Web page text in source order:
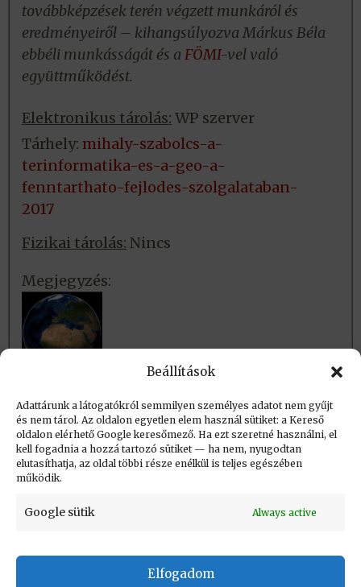
Beállítások
Adattárunk a látogatókról semmilyen személyes adatot nem gyűjt
és nem tárol. Az oldalon egyetlen elem használ sütiket: a Kereső
oldalon elérhető Google keresőmező. Ha ezt szeretné használni, el
kell fogadnia a hozzá tartozó sütiket — ha nem, nyugodtan
elutasíthatja, az oldal többi része enélkül is teljes egészében
működik.
Google sütik Always active
Elfogadom
továbbképzések terén végzett munkáról és
eredményeiről – kihangsúlyozva Márkus Béla
ebbéli munkásságát és a FÖMI-vel való
együttműködést.
Elektronikus tárolás: WP szerver
Tárhely: mihaly-szabolcs-a-
terinformatika-es-a-geo-a-
fenntarthato-fejlodes-szolgalataban-
2017
Fizikai tárolás: Nincs
Megjegyzés:
Létrehozva: 2026.05.18. 11:46
Utolsó módosítás: 2026.07.06. 12:45
Impresszum